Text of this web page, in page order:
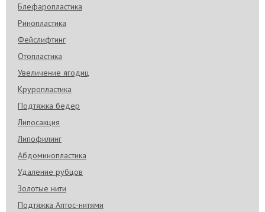
Блефаропластика
Ринопластика
Фейслифтинг
Отопластика
Увеличение ягодиц
Круропластика
Подтяжка бедер
Липосакция
Липофилинг
Абдоминопластика
Удаление рубцов
Золотые нити
Подтяжка Аптос-нитями